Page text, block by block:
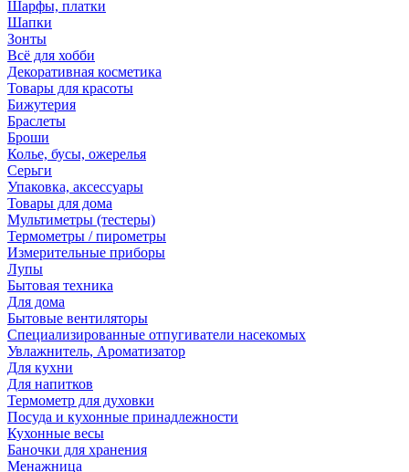
Шарфы, платки
Шапки
Зонты
Всё для хобби
Декоративная косметика
Товары для красоты
Бижутерия
Браслеты
Броши
Колье, бусы, ожерелья
Серьги
Упаковка, аксессуары
Товары для дома
Мультиметры (тестеры)
Термометры / пирометры
Измерительные приборы
Лупы
Бытовая техника
Для дома
Бытовые вентиляторы
Специализированные отпугиватели насекомых
Увлажнитель, Ароматизатор
Для кухни
Для напитков
Термометр для духовки
Посуда и кухонные принадлежности
Кухонные весы
Баночки для хранения
Менажница